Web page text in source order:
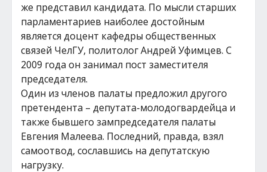
же представил кандидата. По мысли старших
парламентариев наиболее достойным
является доцент кафедры общественных
связей ЧелГУ, политолог Андрей Уфимцев. С
2009 года он занимал пост заместителя
председателя.
Один из членов палаты предложил другого
претендента – депутата-молодогвардейца и
также бывшего зампредседателя палаты
Евгения Малеева. Последний, правда, взял
самоотвод, сославшись на депутатскую
нагрузку.